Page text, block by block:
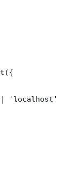
|| 'localhost'